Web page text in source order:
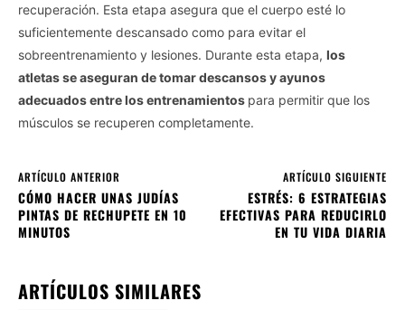
recuperación. Esta etapa asegura que el cuerpo esté lo
suficientemente descansado como para evitar el
sobreentrenamiento y lesiones. Durante esta etapa, los
atletas se aseguran de tomar descansos y ayunos
adecuados entre los entrenamientos para permitir que los
músculos se recuperen completamente.
ARTÍCULO ANTERIOR
CÓMO HACER UNAS JUDÍAS
PINTAS DE RECHUPETE EN 10
MINUTOS
ARTÍCULO SIGUIENTE
ESTRÉS: 6 ESTRATEGIAS
EFECTIVAS PARA REDUCIRLO
EN TU VIDA DIARIA
ARTÍCULOS SIMILARES